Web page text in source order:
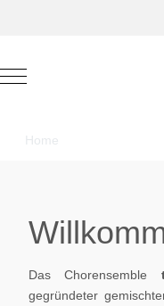
Mobile Menu Toggle
Home
Das Chorensemble
gegründeter